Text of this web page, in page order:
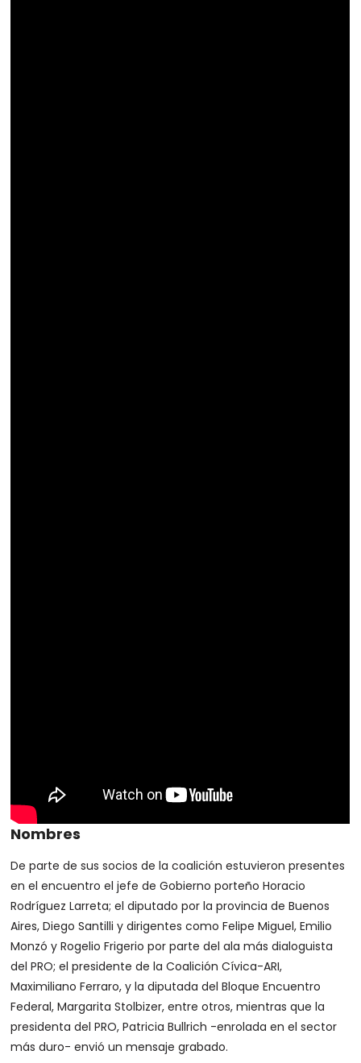
Nombres
De parte de sus socios de la coalición estuvieron presentes
en el encuentro el jefe de Gobierno porteño Horacio
Rodríguez Larreta; el diputado por la provincia de Buenos
Aires, Diego Santilli y dirigentes como Felipe Miguel, Emilio
Monzó y Rogelio Frigerio por parte del ala más dialoguista
del PRO; el presidente de la Coalición Cívica-ARI,
Maximiliano Ferraro, y la diputada del Bloque Encuentro
Federal, Margarita Stolbizer, entre otros, mientras que la
presidenta del PRO, Patricia Bullrich -enrolada en el sector
más duro- envió un mensaje grabado.